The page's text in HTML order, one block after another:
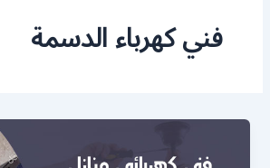
فني كهرباء الدسمة